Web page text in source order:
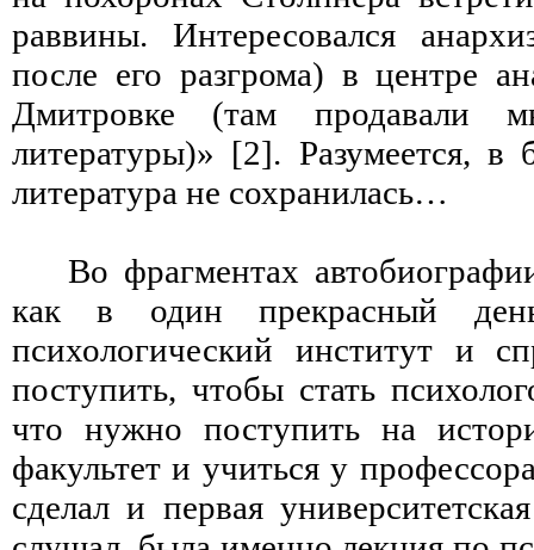
раввины. Интересовался
после его разгрома) в центре
Дмитровке (там продавали
литературы)» [2]. Разумеется, в
литература не сохранилась…
Во фрагментах
как в один прекрасный
психологический институт и
поступить, чтобы стать
что нужно поступить на
факультет и учиться у
сделал и первая